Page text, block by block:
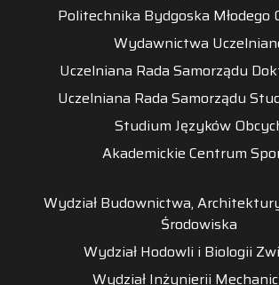
Politechnika Bydgoska Młodego
Wydawnictwa
Uczelniana Rada Samorządu
Uczelniana Rada Samorządu
Studium Języków
Akademickie Centrum
Wydział Budownictwa,
Środowiska
Wydział Hodowli i Biologii
Wydział Inżynierii